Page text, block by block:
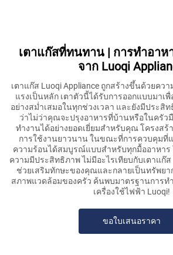
เตาแก๊สที่ทนทาน | การทำอาห
จาก Luoqi
เตาแก๊ส Luoqi Appliance ถูกสร้างขึ้นด้วยคว
แรงเป็นหลัก เตาตัวนี้ได้รับการออกแบบมาเ
อย่างสม่ำเสมอในทุกช่วงเวลา และยังมีประสิ
ว่าไม่ว่าคุณจะปรุงอาหารที่บ้านหรือในครัว
ทำงานได้อย่างยอดเยี่ยมสำหรับคุณ โครงสร้
การใช้งานยาวนาน ในขณะที่การควบคุมที่
ความร้อนได้สมบูรณ์แบบสำหรับทุกมื้ออาหา
ความมีประสิทธิภาพ ไม่มีอะไรเทียบกับเตาแก๊ส
ช่วยเสริมทักษะของคุณและกลายเป็นทรัพย
สภาพแวดล้อมของครัว ค้นพบมาตรฐานการท
เครื่องใช้ไฟฟ้า Luoqi!
ขอใบเสนอราคา